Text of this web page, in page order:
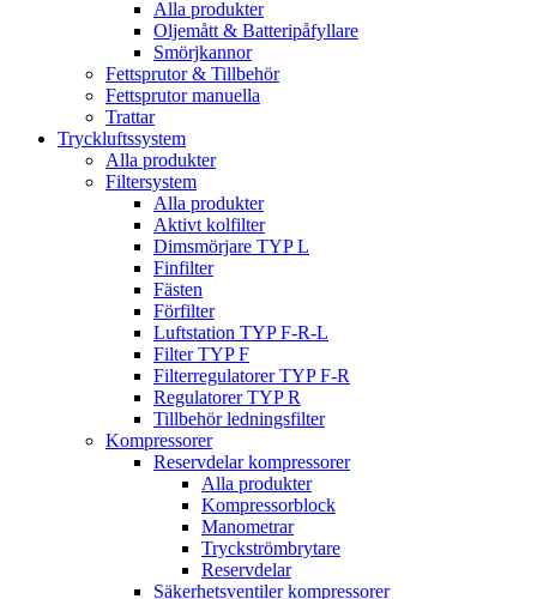
Alla produkter
Oljemått & Batteripåfyllare
Smörjkannor
Fettsprutor & Tillbehör
Fettsprutor manuella
Trattar
Tryckluftssystem
Alla produkter
Filtersystem
Alla produkter
Aktivt kolfilter
Dimsmörjare TYP L
Finfilter
Fästen
Förfilter
Luftstation TYP F-R-L
Filter TYP F
Filterregulatorer TYP F-R
Regulatorer TYP R
Tillbehör ledningsfilter
Kompressorer
Reservdelar kompressorer
Alla produkter
Kompressorblock
Manometrar
Tryckströmbrytare
Reservdelar
Säkerhetsventiler kompressorer